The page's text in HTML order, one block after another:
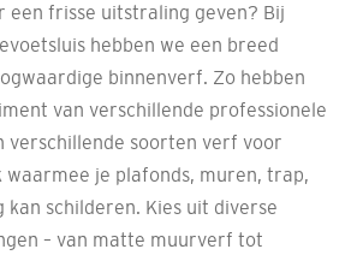
een frisse uitstraling geven? Bij
hebben we een breed
binnenverf. Zo hebben
van verschillende professionele
verschillende soorten verf voor
waarmee je plafonds, muren, trap,
schilderen. Kies uit diverse
– van matte muurverf tot